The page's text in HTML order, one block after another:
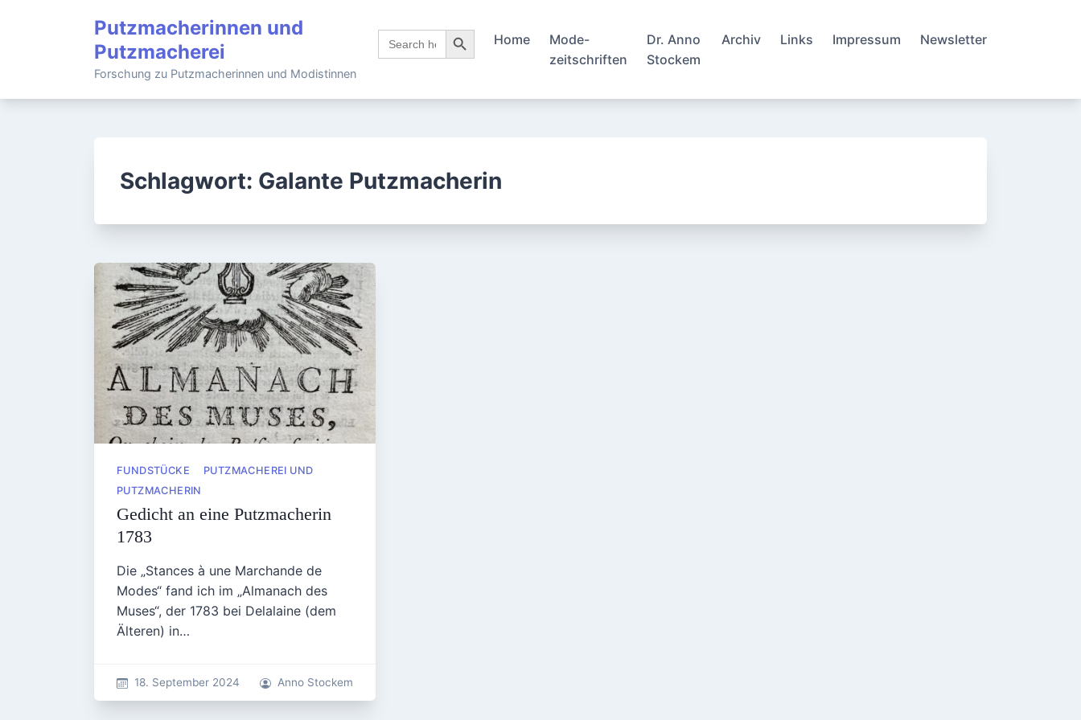
Putzmacherinnen und
Putzmacherei
Forschung zu Putzmacherinnen und Modistinnen
Search
for:
Search Button
Home
Mode-
zeitschriften
Dr. Anno
Stockem
Archiv Links Impressum Newsletter
Schlagwort: Galante Putzmacherin
FUNDSTÜCKE
PUTZMACHEREI UND
PUTZMACHERIN
Gedicht an eine Putzmacherin
1783
Die „Stances à une Marchande de
Modes“ fand ich im „Almanach des
Muses“, der 1783 bei Delalaine (dem
Älteren) in…
18. September 2024 Anno Stockem